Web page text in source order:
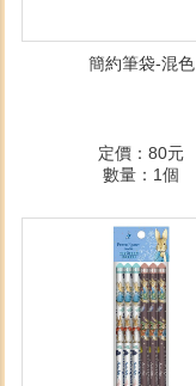
簡約筆袋-混色
定價：80元
數量：1個